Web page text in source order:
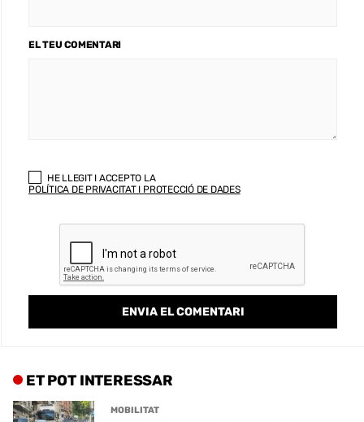
EL TEU COMENTARI
HE LLEGIT I ACCEPTO LA
POLÍTICA DE PRIVACITAT I PROTECCIÓ DE DADES
ET POT INTERESSAR
MOBILITAT